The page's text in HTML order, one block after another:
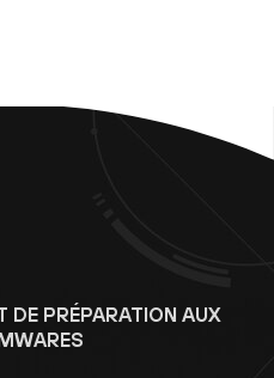
DE PRÉPARATION AUX